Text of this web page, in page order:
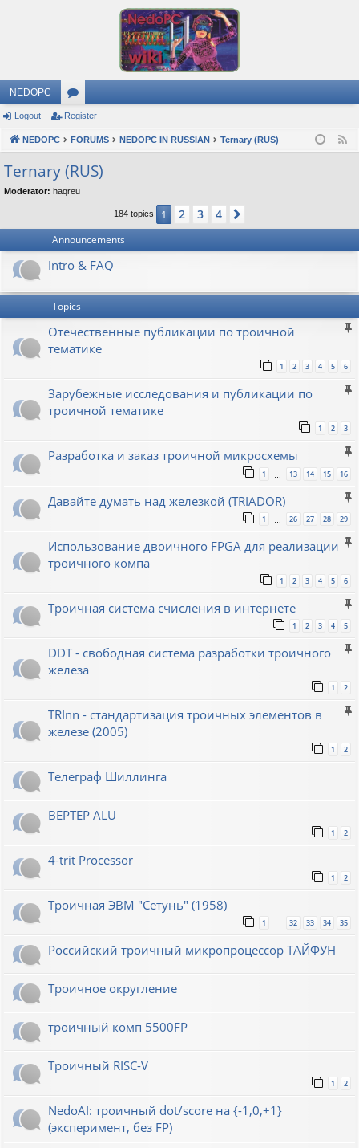
NEDOPC
or
u
m
s
Logout Register
NEDOPC FORUMS NEDOPC IN RUSSIAN Ternary (RUS)
Ternary (RUS)
Moderator: haqreu
184 topics 1 2 3 4
Announcements
Intro & FAQ
Topics
Отечественные публикации по троичной
тематике
1 2 3 4 5 6
Зарубежные исследования и публикации по
троичной тематике
1 2 3
Разработка и заказ троичной микросхемы
1 13 14 15 16
Давайте думать над железкой (TRIADOR)
1 26 27 28 29
Использование двоичного FPGA для реализации
троичного компа
1 2 3 4 5 6
Троичная система счисления в интернете
1 2 3 4 5
DDT - свободная система разработки троичного
железа
1 2
TRInn - стандартизация троичных элементов в
железе (2005)
1 2
Телеграф Шиллинга
BEPTEP ALU
1 2
4-trit Processor
1 2
Троичная ЭВМ "Сетунь" (1958)
1 … 32 33 34 35
Российский троичный микропроцессор ТАЙФУН
Троичное округление
троичный комп 5500FP
Троичный RISC-V
1 2
NedoAI: троичный dot/score на {-1,0,+1}
(эксперимент, без FP)